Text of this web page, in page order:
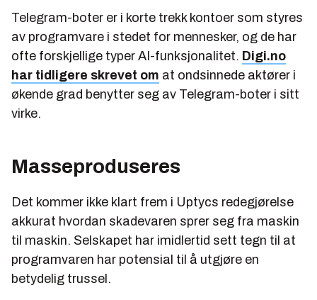
Telegram-boter er i korte trekk kontoer som styres
av programvare i stedet for mennesker, og de har
ofte forskjellige typer AI-funksjonalitet. Digi.no
har tidligere skrevet om at ondsinnede aktører i
økende grad benytter seg av Telegram-boter i sitt
virke.
Masseproduseres
Det kommer ikke klart frem i Uptycs redegjørelse
akkurat hvordan skadevaren sprer seg fra maskin
til maskin. Selskapet har imidlertid sett tegn til at
programvaren har potensial til å utgjøre en
betydelig trussel.